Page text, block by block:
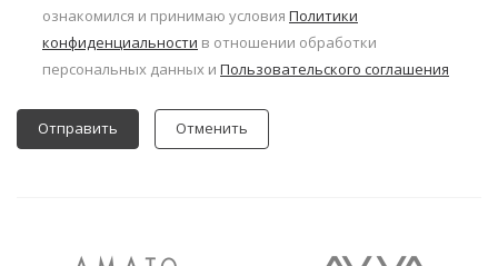
ознакомился и принимаю условия Политики
конфиденциальности в отношении обработки
персональных данных и Пользовательского соглашения
Отменить